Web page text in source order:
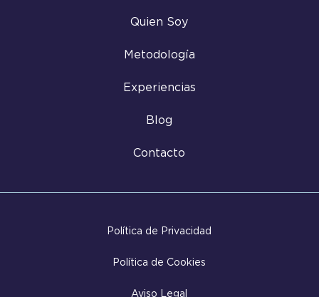
Quien Soy
Metodología
Experiencias
Blog
Contacto
Política de Privacidad
Política de Cookies
Aviso Legal